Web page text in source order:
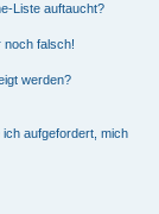
Liste auftaucht?
noch falsch!
werden?
aufgefordert, mich